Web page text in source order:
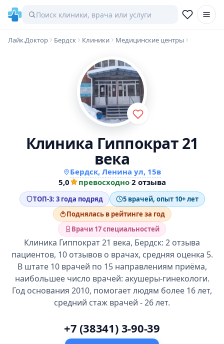
Лайк.Доктор Бердск Клиники Медицинские центры
Клиника Гиппократ 21
века
Бердск, Ленина ул, 15в
5,0
превосходно·2 отзыва
ТОП-3: 3 года подряд
5 врачей, опыт 10+ лет
Поднялась в рейтинге за год
Врачи 17 специальностей
Клиника Гиппократ 21 века, Бердск: 2 отзыва
пациентов, 10 отзывов о врачах, средняя оценка 5.
В штате 10 врачей по 15 направлениям приёма,
наибольшее число врачей: акушеры-гинекологи.
Год основания 2010, помогает людям более 16 лет,
средний стаж врачей - 26 лет.
+7 (38341) 3-90-39